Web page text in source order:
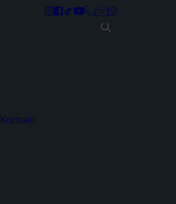
Kontakt